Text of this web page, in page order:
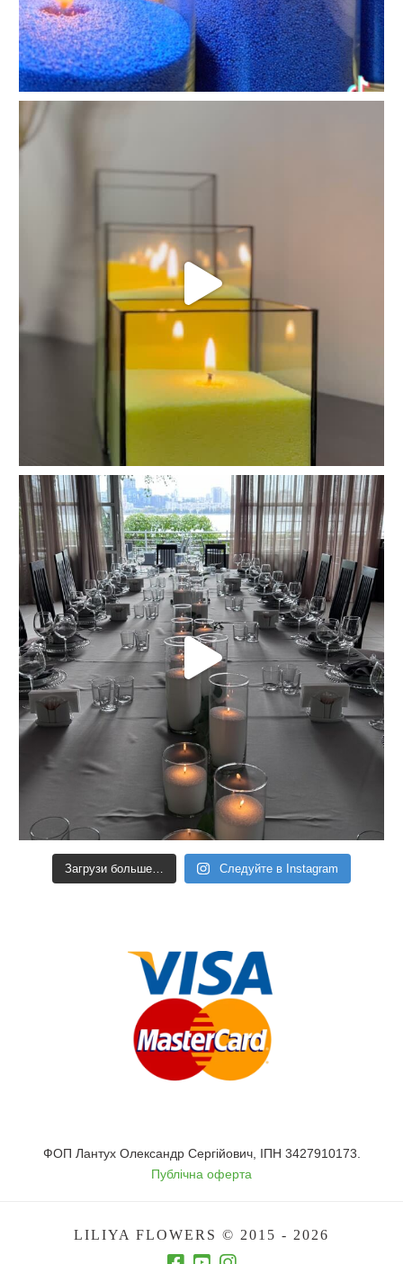
Загрузи больше… Следуйте в Instagram
ФОП Лантух Олександр Сергійович, ІПН 3427910173.
Публічна оферта
LILIYA FLOWERS © 2015 - 2026